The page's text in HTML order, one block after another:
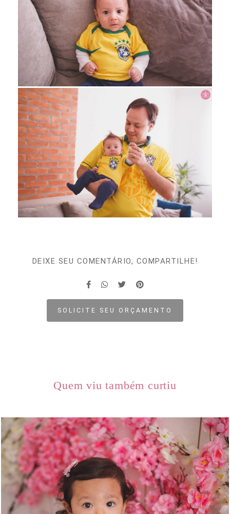
DEIXE SEU COMENTÁRIO, COMPARTILHE!
SOLICITE SEU ORÇAMENTO
Quem viu também curtiu